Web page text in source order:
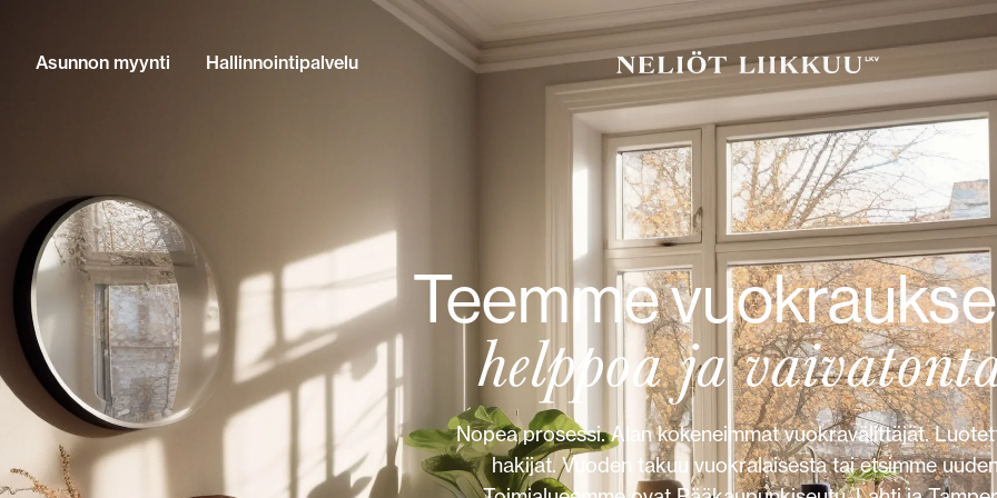
Asunnon myynti Hallinnointipalvelu Vuokrat Liikkuu
Teemme
helppoa ja
Nopea prosessi. Alan kokeneimmat vuokravälittäjät.
hakijat. Vuoden takuu vuokralaisesta tai etsimme